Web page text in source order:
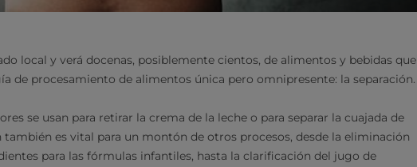
local y verá docenas, posiblemente cientos, de alimentos y bebidas que
de procesamiento de alimentos única pero omnipresente: la separación.
se usan para retirar la crema de la leche o para separar la cuajada de
también es vital para un montón de otros procesos, desde la eliminación
para las fórmulas infantiles, hasta la clarificación del jugo de